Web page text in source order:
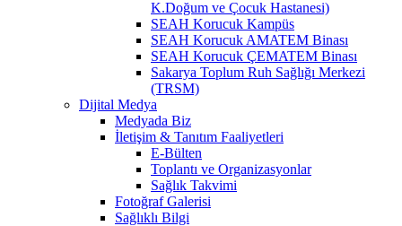
K.Doğum ve Çocuk Hastanesi)
SEAH Korucuk Kampüs
SEAH Korucuk AMATEM Binası
SEAH Korucuk ÇEMATEM Binası
Sakarya Toplum Ruh Sağlığı Merkezi
(TRSM)
Dijital Medya
Medyada Biz
İletişim & Tanıtım Faaliyetleri
E-Bülten
Toplantı ve Organizasyonlar
Sağlık Takvimi
Fotoğraf Galerisi
Sağlıklı Bilgi